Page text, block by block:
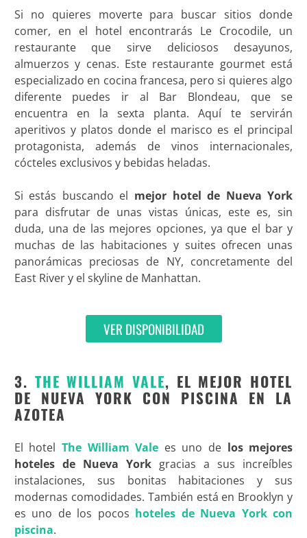
Si no quieres moverte para buscar sitios donde
comer, en el hotel encontrarás Le Crocodile, un
restaurante que sirve deliciosos desayunos,
almuerzos y cenas. Este restaurante gourmet está
especializado en cocina francesa, pero si quieres algo
diferente puedes ir al Bar Blondeau, que se
encuentra en la sexta planta. Aquí te servirán
aperitivos y platos donde el marisco es el principal
protagonista, además de vinos internacionales,
cócteles exclusivos y bebidas heladas.
Si estás buscando el mejor hotel de Nueva York
para disfrutar de unas vistas únicas, este es, sin
duda, una de las mejores opciones, ya que el bar y
muchas de las habitaciones y suites ofrecen unas
panorámicas preciosas de NY, concretamente del
East River y el skyline de Manhattan.
VER DISPONIBILIDAD
3. THE WILLIAM VALE, EL MEJOR HOTEL
DE NUEVA YORK CON PISCINA EN LA
AZOTEA
El hotelThe William Vale es uno de los mejores
hoteles de Nueva Yorkgracias a sus increíbles
instalaciones, sus bonitas habitaciones y sus
modernas comodidades. También está en Brooklyn y
es uno de los pocos hoteles de Nueva York con
piscina.